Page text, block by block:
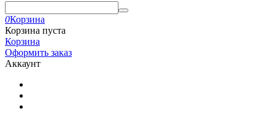
0Корзина
Корзина пуста
Корзина
Оформить заказ
Аккаунт